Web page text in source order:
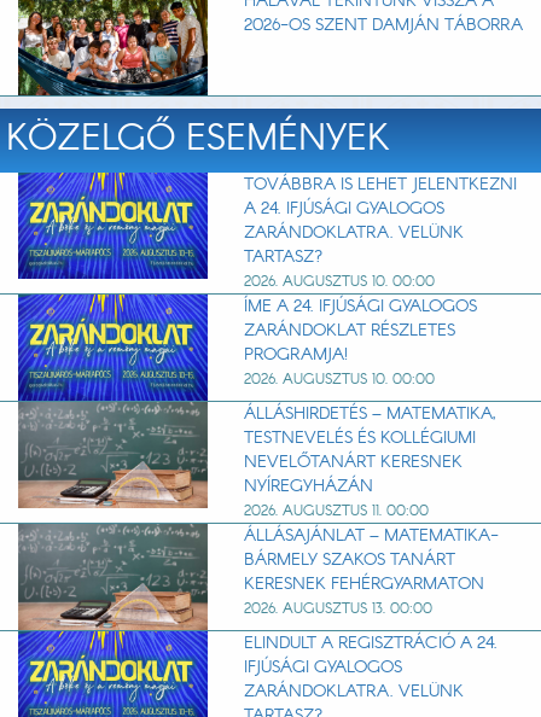
2026-OS SZENT DAMJÁN TÁBORRA
KÖZELGŐ ESEMÉNYEK
TOVÁBBRA IS LEHET JELENTKEZNI
A 24. IFJÚSÁGI GYALOGOS
ZARÁNDOKLATRA. VELÜNK
TARTASZ?
2026. AUGUSZTUS 10. 00:00
ÍME A 24. IFJÚSÁGI GYALOGOS
ZARÁNDOKLAT RÉSZLETES
PROGRAMJA!
2026. AUGUSZTUS 10. 00:00
ÁLLÁSHIRDETÉS – MATEMATIKA,
TESTNEVELÉS ÉS KOLLÉGIUMI
NEVELŐTANÁRT KERESNEK
NYÍREGYHÁZÁN
2026. AUGUSZTUS 11. 00:00
ÁLLÁSAJÁNLAT – MATEMATIKA-
BÁRMELY SZAKOS TANÁRT
KERESNEK FEHÉRGYARMATON
2026. AUGUSZTUS 13. 00:00
ELINDULT A REGISZTRÁCIÓ A 24.
IFJÚSÁGI GYALOGOS
ZARÁNDOKLATRA. VELÜNK